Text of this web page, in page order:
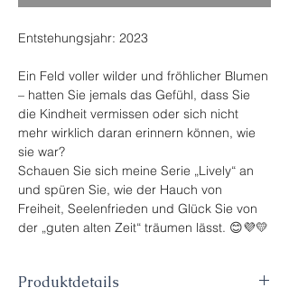
Entstehungsjahr: 2023
Ein Feld voller wilder und fröhlicher Blumen
– hatten Sie jemals das Gefühl, dass Sie
die Kindheit vermissen oder sich nicht
mehr wirklich daran erinnern können, wie
sie war?
Schauen Sie sich meine Serie „Lively“ an
und spüren Sie, wie der Hauch von
Freiheit, Seelenfrieden und Glück Sie von
der „guten alten Zeit“ träumen lässt. 😊💜💛
Produktdetails